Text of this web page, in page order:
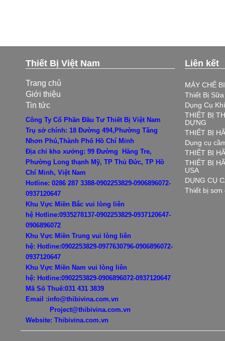
Thiết Bị Việt Nam
Trang chủ
Giới thiệu
Tin tức
Công Ty Cổ Phần Đầu Tư Thiết Bị Việt Nam
Trụ sở chính: 18 Đường 494,Phường Tăng
Nhơn Phú,Thành Phố Hồ Chí Minh
Địa chỉ kho xưởng: 99 Đường Hàng Tre,
Phường Long thạnh Mỹ, TP Thủ Đức, TP Hồ
Chí Minh, Việt Nam
Hotline: 0286 287 3388-0902253829-0906896072-
0937120647
Khu Vực Miền Bắc vui lòng liên
hệ Hotline:0935278137-0902253829-0937120647-
0906896072
Khu Vực Miền Trung vui lòng liên
hệ: Hotline:0902253829-0977630796-0906896072-
0937120647
Khu Vực Miền Nam vui lòng liên
hệ: Hotline:0902253829-0906896072-0937120647
Mã Số Thuế:031 431 3839
Email :info@thibivina.com.vn
Project@thibivina.com.vn
Website: Thibivina.com.vn
Liên kết
MÁY CHẾ
Thiết Bị
Dụng Cụ
THIẾT BỊ
DỰNG
THIẾT BỊ
Dụng cụ
THIẾT BỊ
THIẾT BỊ
USA
DỤNG CỤ
Thiết bị sơn